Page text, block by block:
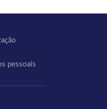
pessoais